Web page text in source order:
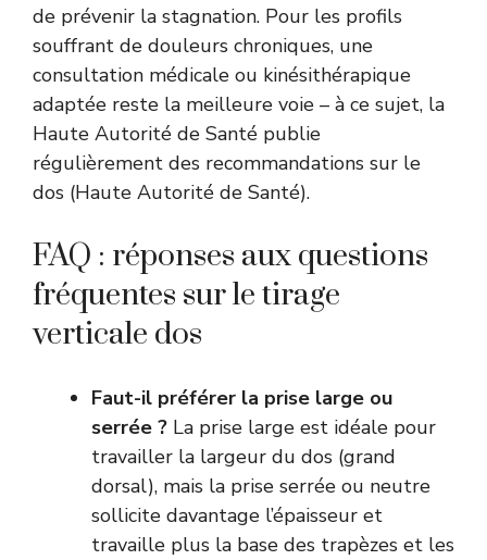
de prévenir la stagnation. Pour les profils
souffrant de douleurs chroniques, une
consultation médicale ou kinésithérapique
adaptée reste la meilleure voie – à ce sujet, la
Haute Autorité de Santé publie
régulièrement des recommandations sur le
dos (Haute Autorité de Santé).
FAQ : réponses aux questions
fréquentes sur le tirage
verticale dos
Faut-il préférer la prise large ou
serrée ? La prise large est idéale pour
travailler la largeur du dos (grand
dorsal), mais la prise serrée ou neutre
sollicite davantage l’épaisseur et
travaille plus la base des trapèzes et les